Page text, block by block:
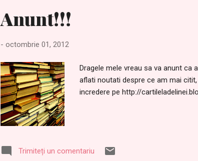
Anunt!!!
- octombrie 01, 2012
Dragele mele vreau sa va anunt ca
aflati noutati despre ce am mai
incredere pe http://
Trimiteți un comentariu